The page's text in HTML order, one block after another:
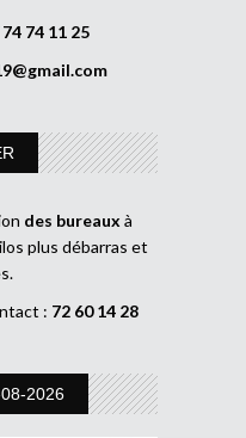
74 11 25
des bureaux à
plus débarras et
: 72 60 14 28
2026